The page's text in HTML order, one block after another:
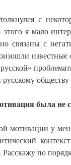
с
я мало
связаны с
обществу
была не
мотивации у
по